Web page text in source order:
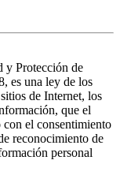
y Protección de
es una ley de los
de Internet, los
que el
el consentimiento
reconocimiento de
personal